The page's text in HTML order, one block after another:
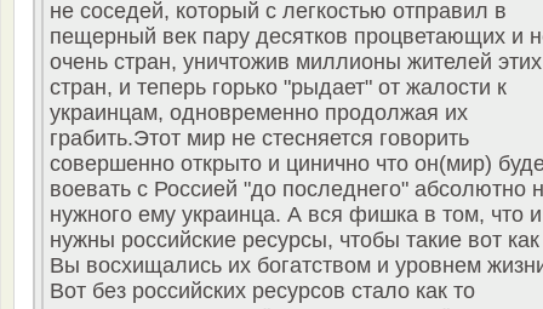
не соседей, который с легкостью отправил в
пещерный век пару десятков процветающих и
очень стран, уничтожив миллионы жителей этих
стран, и теперь горько "рыдает" от жалости к
украинцам, одновременно продолжая их
грабить.Этот мир не стесняется говорить
совершенно открыто и цинично что он(мир)
воевать с Россией "до последнего" абсолютно
нужного ему украинца. А вся фишка в том, что
нужны российские ресурсы, чтобы такие вот как
Вы восхищались их богатством и уровнем
Вот без российских ресурсов стало как то